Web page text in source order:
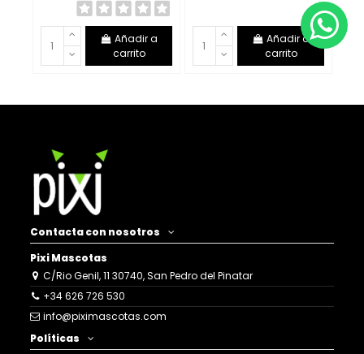
Añadir a
carrito
Añadir a
carrito
Contacta con nosotros
Pixi Mascotas
C/Rio Genil, 11 30740, San Pedro del Pinatar
+34 626 726 530
info@piximascotas.com
Políticas